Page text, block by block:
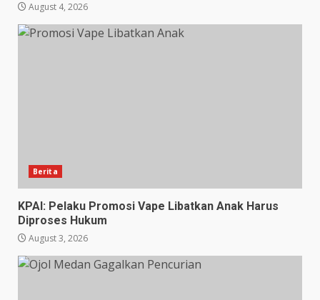
August 4, 2026
Berita
KPAI: Pelaku Promosi Vape Libatkan Anak Harus
Diproses Hukum
August 3, 2026